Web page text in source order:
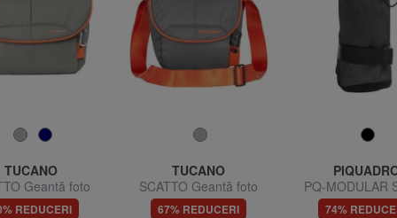
TUCANO
Geantă foto
REDUCERI
TUCANO
SCATTO Geantă foto
67% REDUCERI
PQ-MODULAR
pentru sticle de
74%